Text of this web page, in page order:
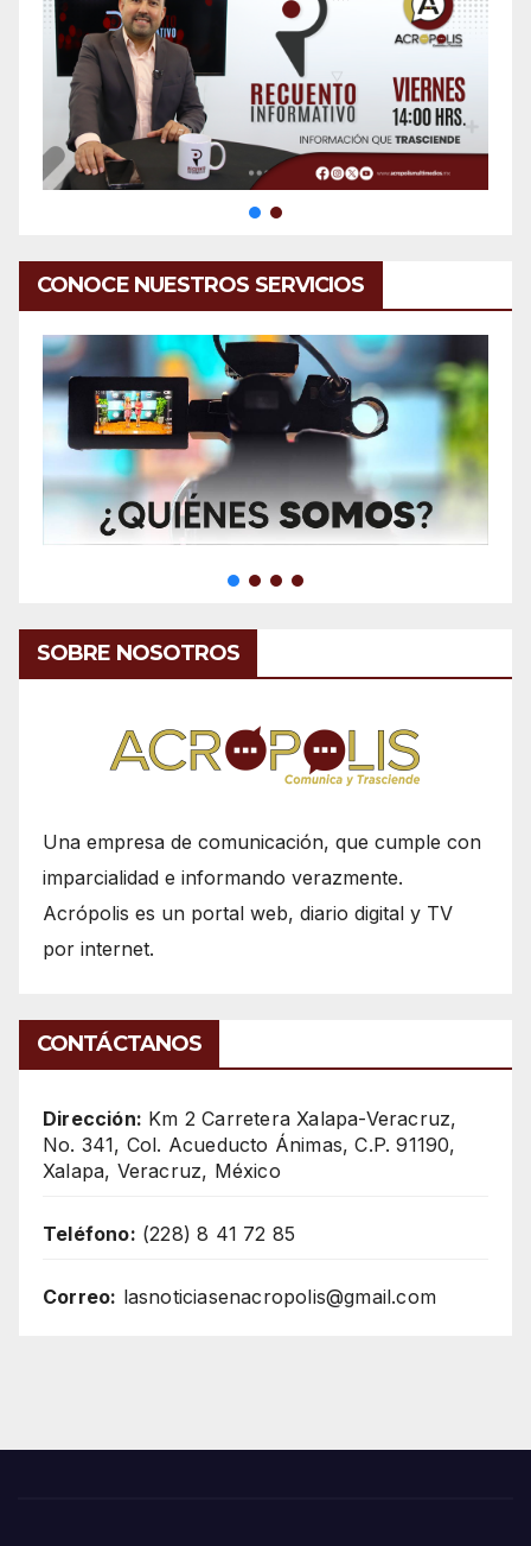
CONOCE NUESTROS SERVICIOS
SOBRE NOSOTROS
Una empresa de comunicación, que cumple con
imparcialidad e informando verazmente.
Acrópolis es un portal web, diario digital y TV
por internet.
CONTÁCTANOS
Dirección: Km 2 Carretera Xalapa-Veracruz,
No. 341, Col. Acueducto Ánimas, C.P. 91190,
Xalapa, Veracruz, México
Teléfono: (228) 8 41 72 85
Correo: lasnoticiasenacropolis@gmail.com